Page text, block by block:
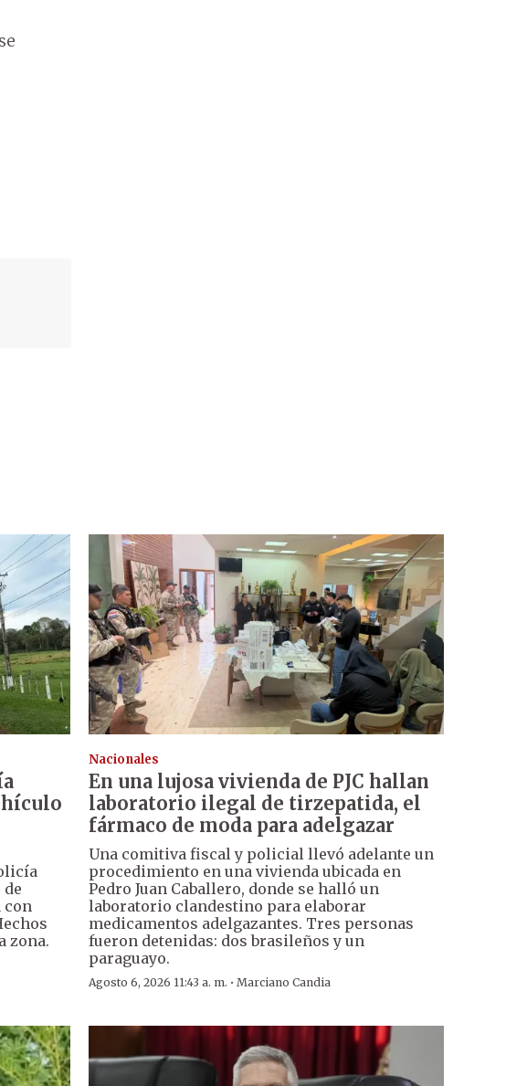
de
con
zona.
Nacionales
En una lujosa vivienda de PJC hallan
laboratorio ilegal de tirzepatida, el
fármaco de moda para adelgazar
Una comitiva fiscal y policial llevó adelante un
procedimiento en una vivienda ubicada en
Pedro Juan Caballero, donde se halló un
laboratorio clandestino para elaborar
medicamentos adelgazantes. Tres personas
fueron detenidas: dos brasileños y un
paraguayo.
Agosto 6, 2026 11:43 a. m. · Marciano Candia